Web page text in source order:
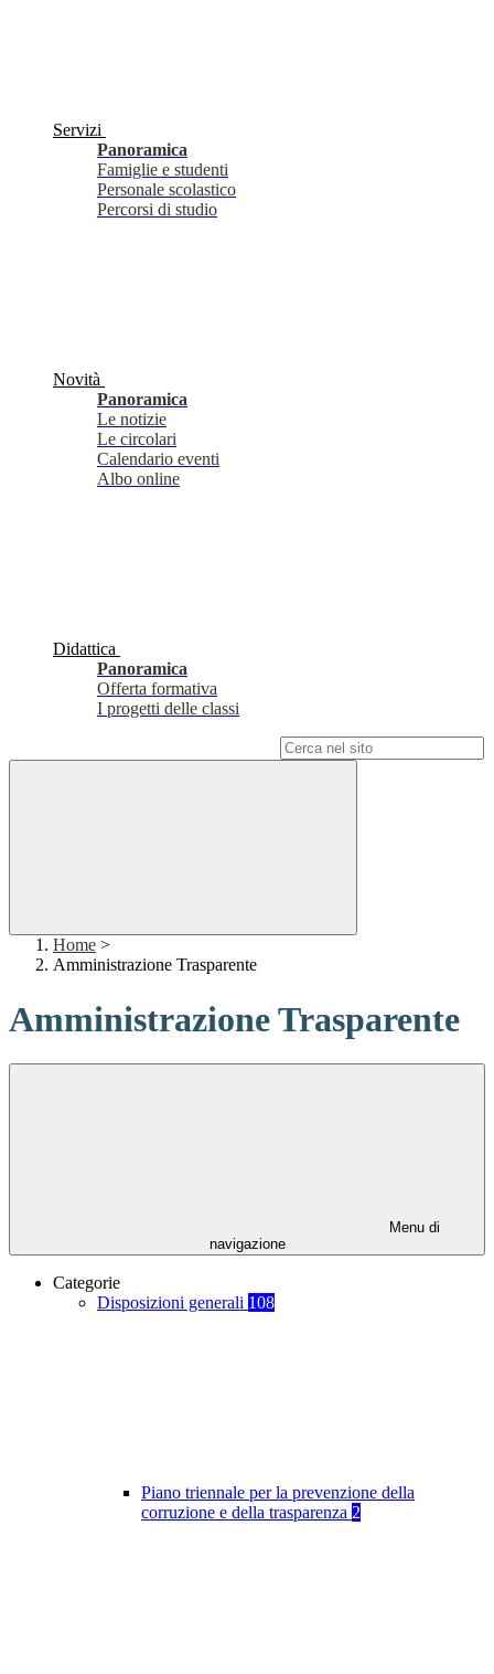
Servizi
Panoramica
Famiglie e studenti
Personale scolastico
Percorsi di studio
Novità
Panoramica
Le notizie
Le circolari
Calendario eventi
Albo online
Didattica
Panoramica
Offerta formativa
I progetti delle classi
Home >
Amministrazione Trasparente
Amministrazione Trasparente
Menu di
navigazione
Categorie
Disposizioni generali 108
Piano triennale per la prevenzione della
corruzione e della trasparenza 2